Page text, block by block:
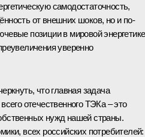
самодостаточность,
от внешних шоков, но и по-
позиции в мировой
уверенно
что главная задача
отечественного ТЭКа – это
нужд нашей страны.
всех российских потребителей: